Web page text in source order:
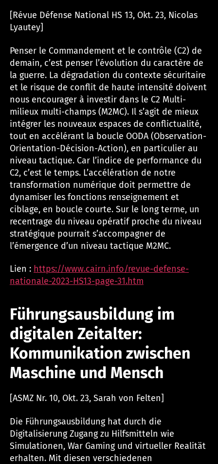
[Révue Défense National HS 13, Okt. 23, Nicolas
Lyautey]
Penser le Commandement et le contrôle (C2) de
demain, c’est penser l’évolution du caractère de
la guerre. La dégradation du contexte sécuritaire
et le risque de conflit de haute intensité doivent
nous encourager à investir dans le C2 Multi-
milieux multi-champs (M2MC). Il s’agit de mieux
intégrer les nouveaux espaces de conflictualité,
tout en accélérant la boucle OODA (Observation-
Orientation-Décision-Action), en particulier au
niveau tactique. Car l’indice de performance du
C2, c’est le temps. L’accélération de notre
transformation numérique doit permettre de
dynamiser les fonctions renseignement et
ciblage, en boucle courte. Sur le long terme, un
recentrage du niveau opératif proche du niveau
stratégique pourrait s’accompagner de
l’émergence d’un niveau tactique M2MC.
Lien : https://www.cairn.info/revue-defense-
nationale-2023-HS13-page-31.htm
Führungsausbildung im
digitalen Zeitalter:
Kommunikation zwischen
Maschine und Mensch
[ASMZ Nr. 10, Okt. 23, Sarah von Felten]
Die Führungsausbildung hat durch die
Digitalisierung Zugang zu Hilfsmitteln wie
Simulationen, War Gaming und virtueller Realität
erhalten. Mit diesen verschiedenen